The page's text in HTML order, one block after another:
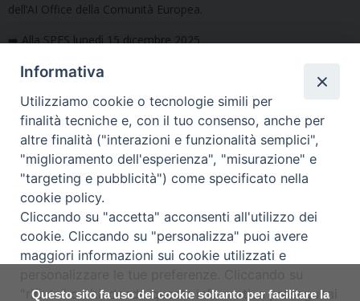
Questo sito fa uso dei cookie soltanto per facilitare la
dell’AI Office della Comunità Europea.
➡️ Alla SPES lunedì 15 dicembre 2025
Condividi questo articolo
Segui la SPES sui social
Copyright © Arcidiocesi di Udine
Piazza Patriarcato, 1 - 33100 Udine
Informativa
Utilizziamo cookie o tecnologie simili per
finalità tecniche e, con il tuo consenso, anche per
altre finalità ("interazioni e funzionalità semplici",
"miglioramento dell'esperienza", "misurazione" e
"targeting e pubblicità") come specificato nella
cookie policy.
Cliccando su "accetta" acconsenti all'utilizzo dei
cookie. Cliccando su "personalizza" puoi avere
maggiori informazioni sui cookie utilizzati e
"rifiuta" o chiudendo questa informativa proseguirai